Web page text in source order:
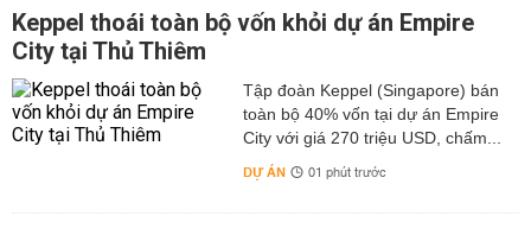
Keppel thoái toàn bộ vốn khỏi dự án Empire
City tại Thủ Thiêm
Tập đoàn Keppel (Singapore) bán
toàn bộ 40% vốn tại dự án Empire
City với giá 270 triệu USD, chấm...
DỰ ÁN 01 phút trước